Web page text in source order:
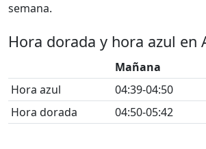
semana.
Hora dorada y hora azul en
Mañana
Hora azul
04:39-04:50
Hora dorada
04:50-05:42